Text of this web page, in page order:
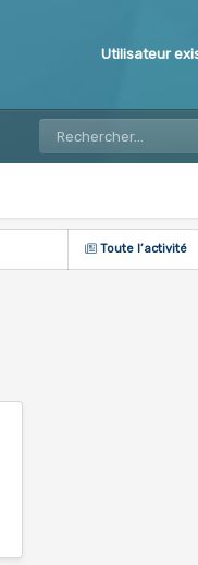
Utilisateur
Toute l’activité